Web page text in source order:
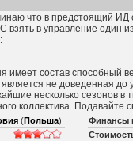
что в предстоящий ИД
взять в управление один
имеет состав способный
не доведенная до
несколько сезонов в
коллектива. Подавайте
(Польша)
Финансы